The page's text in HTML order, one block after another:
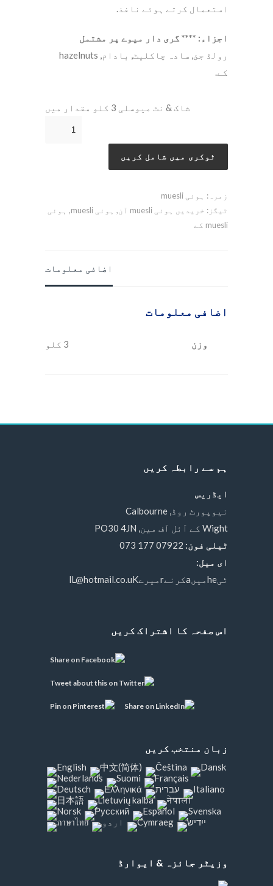
استعمال کرتے ہوئے نافذ.
اجزاء: **** گری دار میوے پر مشتمل
رولڈ جئ, سادہ چاکلیٹ, بادام, hazelnuts
کے.
شاک & نٹ میوسلی 3 کلو مقدار میں
ٹوکری میں شامل کریں
زمرہ:
ہوئی muesli
ٹیگز: خریدیں ہوئی muesli آن , ہوئی muesli ,
ہوئی
muesli کے
اضافی معلومات
اضافی معلومات
وزن 3 کلو
ہم سے رابطہ کریں
ایڈریس
نیوپورٹ روڈ, Calbourne
Wight کے آئل آف مین, PO30 4JN
ٹیلی فون:
ای میل:
ٹیheمیںaکرنےrمیرےlL@hotmail.co.uK
اس صفحہ کا اشتراک کریں
زبان منتخب کریں
وزیٹر جائزہ & ایوارڈ